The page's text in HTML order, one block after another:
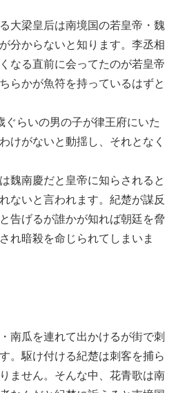
大梁皇后は南境国の若皇帝・魏
分からないと知ります。李丞相
なる直前に会ってたのが若皇帝
らかが魚符を持っているはずと
ぐらいの男の子が律王府にいた
けがないと動揺し、それとなく
魏南慶だと皇帝に知らされると
ないと言われます。紀楚が謀反
告げるが誰かが知れば朝廷を脅
れ暗殺を命じられてしまいま
南瓜を連れて出かけるが街で刺
。駆け付ける紀楚は刺客を捕ら
ません。そんな中、花青歌は南